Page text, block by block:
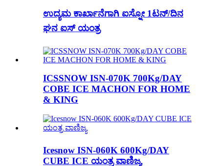
ಉದ್ಯಮ ಕಾರ್ಖಾನೆಗಾಗಿ ಐಸ್ನೋ 1ಟನ್/ದಿನ
ಘನ ಐಸ್ ಯಂತ್ರ
ICSSNOW ISN-070K 700Kg/DAY
COBE ICE MACHON FOR HOME
& KING
Icesnow ISN-060K 600Kg/DAY
CUBE ICE ಯಂತ್ರ ವಾಣಿಜ್ಯ